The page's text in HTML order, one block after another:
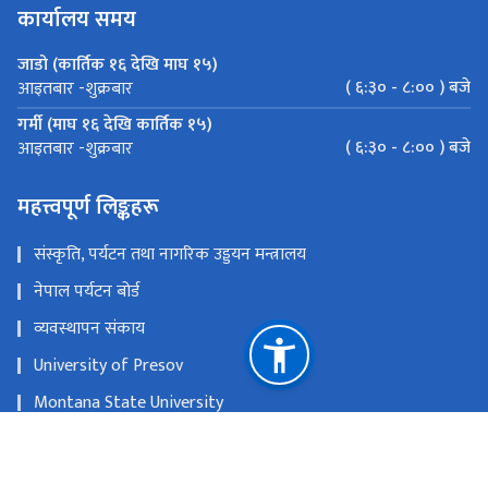
कार्यालय समय
जाडो (कार्तिक १६ देखि माघ १५)
आइतबार -शुक्रबार
( ६:३० - ८:०० ) बजे
गर्मी (माघ १६ देखि कार्तिक १५)
आइतबार -शुक्रबार ( ६:३० - ८:०० ) बजे
महत्त्वपूर्ण लिङ्कहरू
संस्कृति, पर्यटन तथा नागरिक उड्डयन मन्त्रालय
नेपाल पर्यटन बोर्ड
व्यवस्थापन संकाय
University of Presov
Montana State University